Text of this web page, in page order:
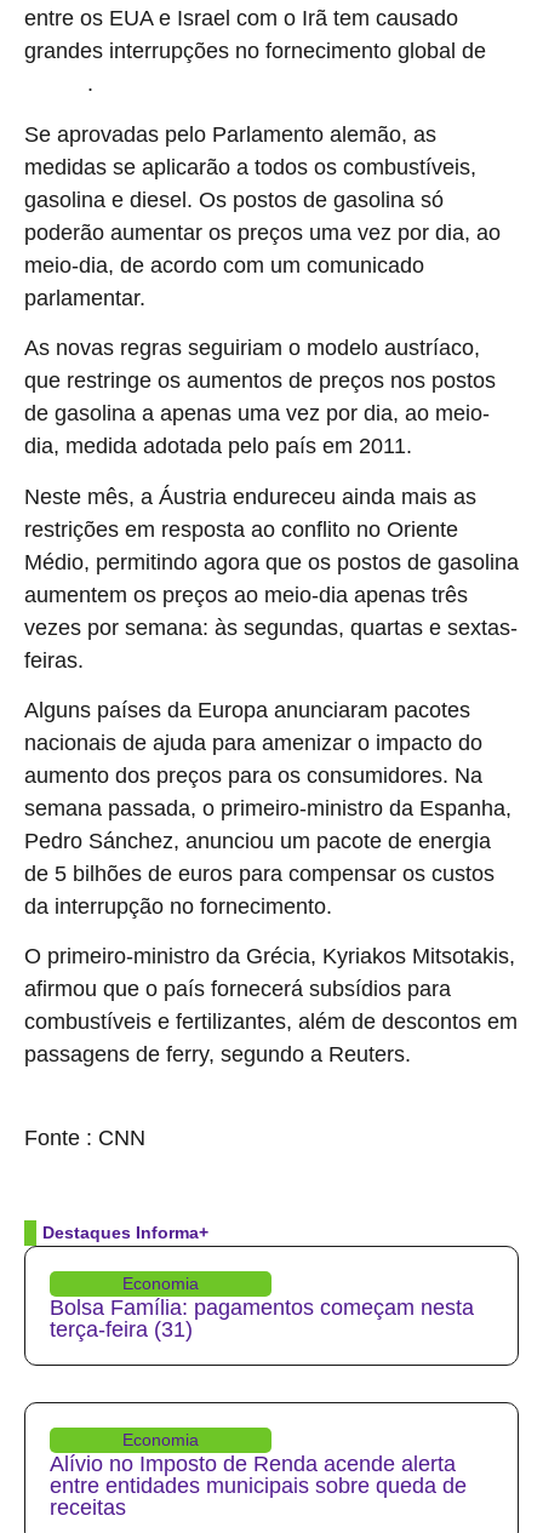
entre os EUA e Israel com o Irã tem causado
grandes interrupções no fornecimento global de
.
Se aprovadas pelo Parlamento alemão, as
medidas se aplicarão a todos os combustíveis,
gasolina e diesel. Os postos de gasolina só
poderão aumentar os preços uma vez por dia, ao
meio-dia, de acordo com um comunicado
parlamentar.
As novas regras seguiriam o modelo austríaco,
que restringe os aumentos de preços nos postos
de gasolina a apenas uma vez por dia, ao meio-
dia, medida adotada pelo país em 2011.
Neste mês, a Áustria endureceu ainda mais as
restrições em resposta ao conflito no Oriente
Médio, permitindo agora que os postos de gasolina
aumentem os preços ao meio-dia apenas três
vezes por semana: às segundas, quartas e sextas-
feiras.
Alguns países da Europa anunciaram pacotes
nacionais de ajuda para amenizar o impacto do
aumento dos preços para os consumidores. Na
semana passada, o primeiro-ministro da Espanha,
Pedro Sánchez, anunciou um pacote de energia
de 5 bilhões de euros para compensar os custos
da interrupção no fornecimento.
O primeiro-ministro da Grécia, Kyriakos Mitsotakis,
afirmou que o país fornecerá subsídios para
combustíveis e fertilizantes, além de descontos em
passagens de ferry, segundo a Reuters.
Fonte : CNN
Destaques Informa+
Economia
Bolsa Família: pagamentos começam nesta
terça-feira (31)
Economia
Alívio no Imposto de Renda acende alerta
entre entidades municipais sobre queda de
receitas